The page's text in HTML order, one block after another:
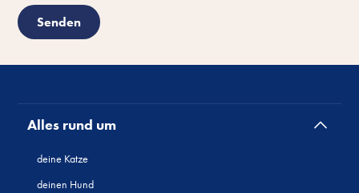
Alles rund um
deine Katze
deinen Hund